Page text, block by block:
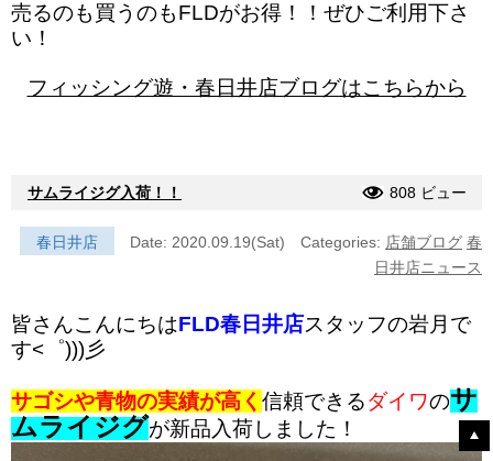
売るのも買うのもFLDがお得！！ぜひご利用下さ
い！
フィッシング遊・春日井店ブログはこちらから
サムライジグ入荷！！ 808 ビュー
春日井店 Date: 2020.09.19(Sat) Categories: 店舗ブログ 春
日井店ニュース
皆さんこんにちはFLD春日井店スタッフの岩月で
す<゜)))彡
サゴシや青物の実績が高く 信頼できるダイワのサ
ムライジグが新品入荷しました！